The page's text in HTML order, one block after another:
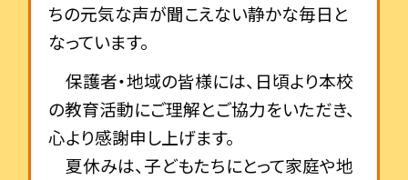
ちの元気な声が聞こえない静かな毎日と
なっています。
保護者・地域の皆様には、日頃より本校
の教育活動にご理解とご協力をいただき、
心より感謝申し上げます。
夏休みは、子どもたちにとって家庭や地